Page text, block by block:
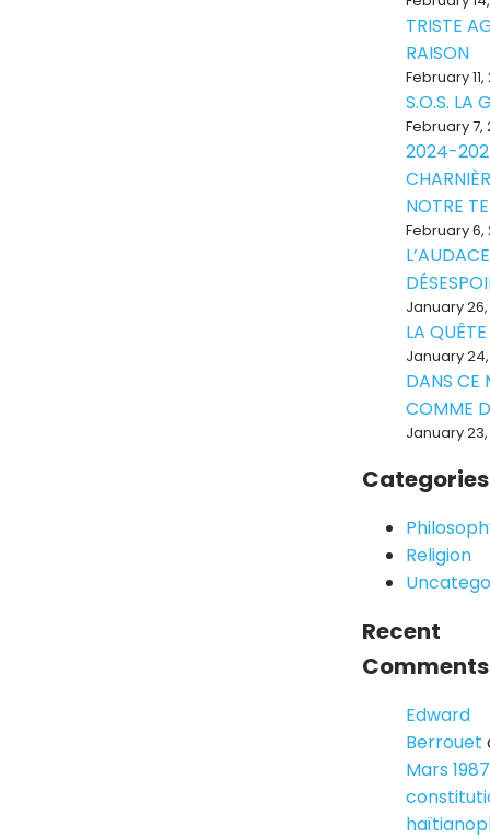
TRISTE
RAISON
February
S.O.S. LA
February 7,
2024-
NOTRE
February 6,
January
LA
January
DANS CE
COMME
January
Categories
Religion
Recent
Comments
Edward
Berrouet
Mars